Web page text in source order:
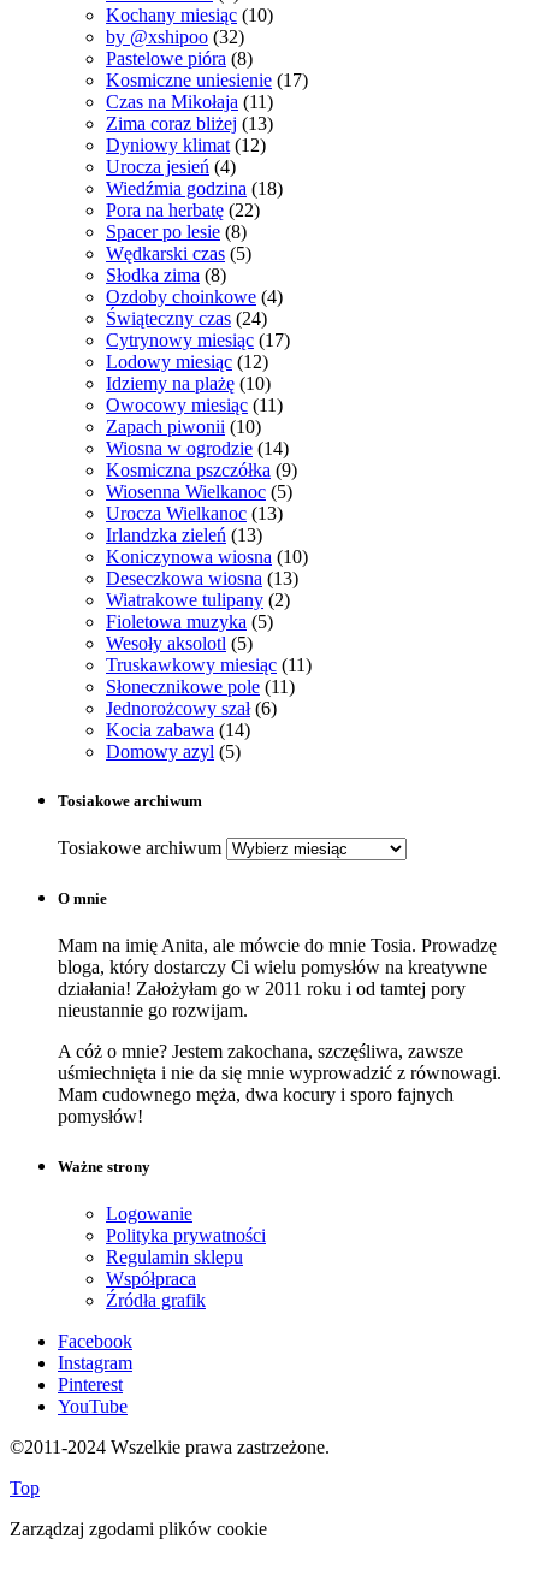
Kochany miesiąc (10)
by @xshipoo (32)
Pastelowe pióra (8)
Kosmiczne uniesienie (17)
Czas na Mikołaja (11)
Zima coraz bliżej (13)
Dyniowy klimat (12)
Urocza jesień (4)
Wiedźmia godzina (18)
Pora na herbatę (22)
Spacer po lesie (8)
Wędkarski czas (5)
Słodka zima (8)
Ozdoby choinkowe (4)
Świąteczny czas (24)
Cytrynowy miesiąc (17)
Lodowy miesiąc (12)
Idziemy na plażę (10)
Owocowy miesiąc (11)
Zapach piwonii (10)
Wiosna w ogrodzie (14)
Kosmiczna pszczółka (9)
Wiosenna Wielkanoc (5)
Urocza Wielkanoc (13)
Irlandzka zieleń (13)
Koniczynowa wiosna (10)
Deseczkowa wiosna (13)
Wiatrakowe tulipany (2)
Fioletowa muzyka (5)
Wesoły aksolotl (5)
Truskawkowy miesiąc (11)
Słonecznikowe pole (11)
Jednorożcowy szał (6)
Kocia zabawa (14)
Domowy azyl (5)
Tosiakowe archiwum
Tosiakowe archiwum
O mnie
Mam na imię Anita, ale mówcie do mnie Tosia. Prowadzę
bloga, który dostarczy Ci wielu pomysłów na kreatywne
działania! Założyłam go w 2011 roku i od tamtej pory
nieustannie go rozwijam.
A cóż o mnie? Jestem zakochana, szczęśliwa, zawsze
uśmiechnięta i nie da się mnie wyprowadzić z równowagi.
Mam cudownego męża, dwa kocury i sporo fajnych
pomysłów!
Ważne strony
Logowanie
Polityka prywatności
Regulamin sklepu
Współpraca
Źródła grafik
Facebook
Instagram
Pinterest
YouTube
©2011-2024 Wszelkie prawa zastrzeżone.
Top
Zarządzaj zgodami plików cookie